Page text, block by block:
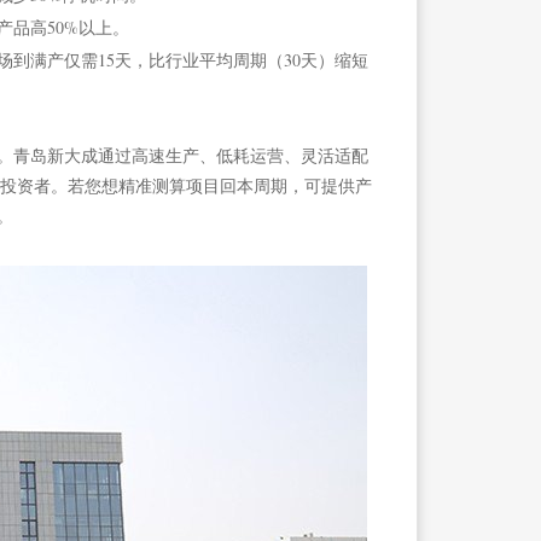
高50%以上。
到满产仅需15天，比行业平均周期（30天）缩短
青岛新大成通过高速生产、低耗运营、灵活适配
资者。若您想精准测算项目回本周期，可提供产